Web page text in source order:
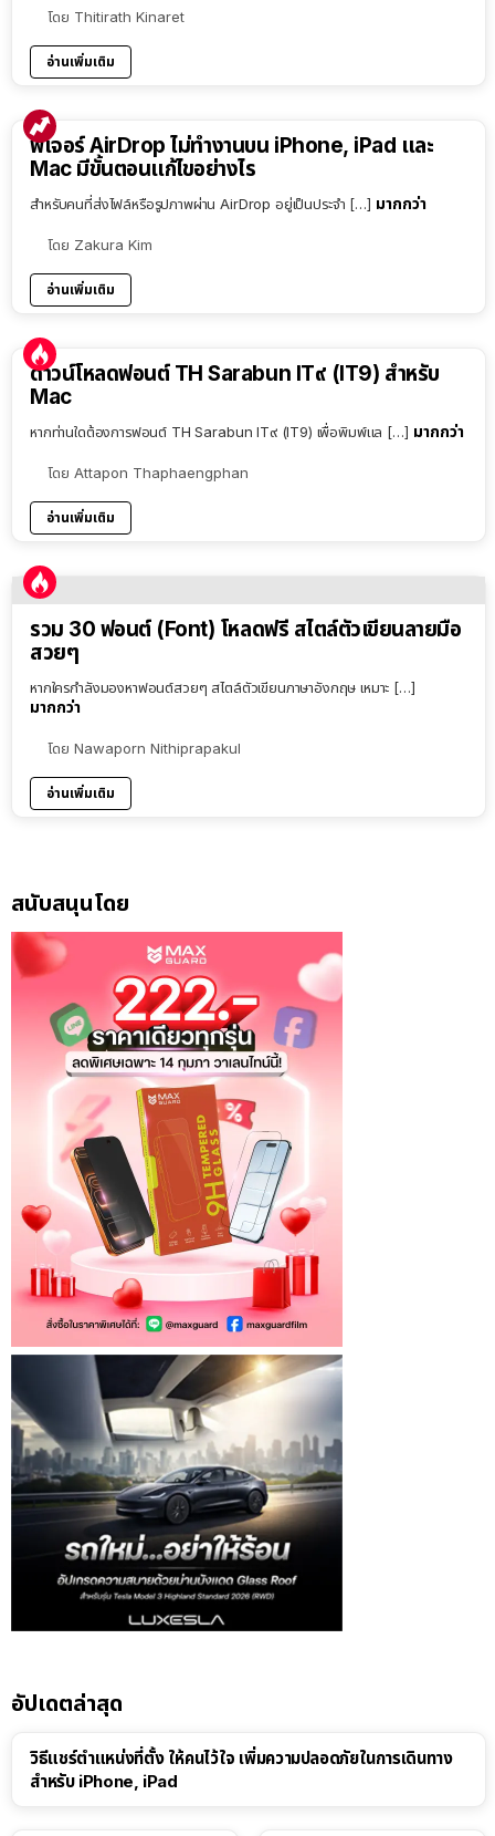
โดย Thitirath Kinaret
อ่านเพิ่มเติม
ฟีเจอร์ AirDrop ไม่ทำงานบน iPhone, iPad และ
Mac มีขั้นตอนแก้ไขอย่างไร
สำหรับคนที่ส่งไฟล์หรือรูปภาพผ่าน AirDrop อยู่เป็นประจำ […] มากกว่า
โดย Zakura Kim
อ่านเพิ่มเติม
ดาวน์โหลดฟอนต์ TH Sarabun IT๙ (IT9) สำหรับ
Mac
หากท่านใดต้องการฟอนต์ TH Sarabun IT๙ (IT9) เพื่อพิมพ์แล […] มากกว่า
โดย Attapon Thaphaengphan
อ่านเพิ่มเติม
รวม 30 ฟอนต์ (Font) โหลดฟรี สไตล์ตัวเขียนลายมือ
สวยๆ
หากใครกำลังมองหาฟอนต์สวยๆ สไตล์ตัวเขียนภาษาอังกฤษ เหมาะ […]
มากกว่า
โดย Nawaporn Nithiprapakul
อ่านเพิ่มเติม
สนับสนุนโดย
อัปเดตล่าสุด
วิธีแชร์ตำแหน่งที่ตั้ง ให้คนไว้ใจ เพิ่มความปลอดภัยในการเดินทาง
สำหรับ iPhone, iPad